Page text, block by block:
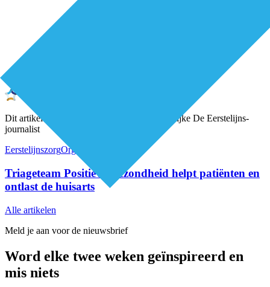
Dit artikel is geschreven door een onafhankelijke De Eerstelijns-
journalist
EerstelijnszorgOrganisatie van zorg
Triageteam Positieve Gezondheid helpt patiënten en
ontlast de huisarts
Alle artikelen
Meld je aan voor de nieuwsbrief
Word elke twee weken geïnspireerd en
mis niets